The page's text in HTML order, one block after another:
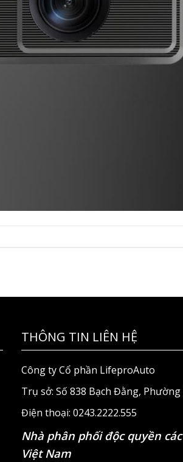
THÔNG TIN LIÊN HỆ
Công ty Cổ phần LifeproAuto
Trụ sở: Số 838 Bạch Đằng,
Điện thoại: 0243.2222.555
Nhà phân phối độc quyền
Việt Nam